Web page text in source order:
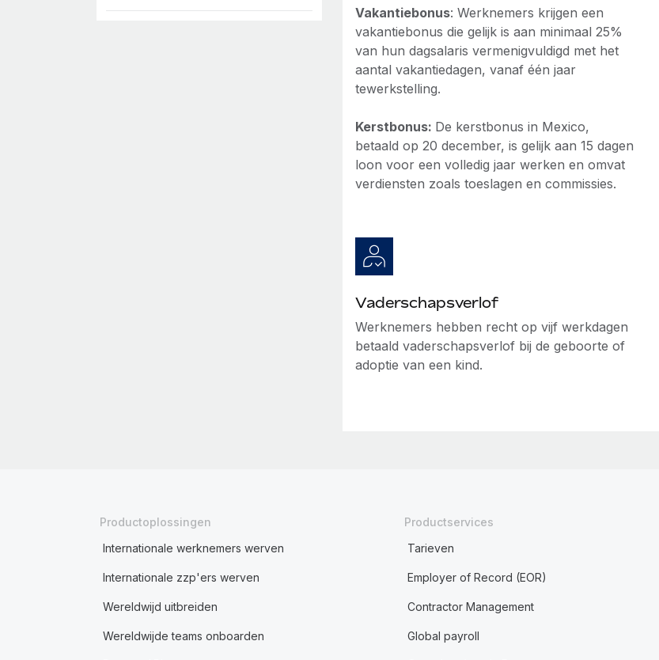
Vakantiebonus: Werknemers krijgen een
vakantiebonus die gelijk is aan minimaal 25%
van hun dagsalaris vermenigvuldigd met het
aantal vakantiedagen, vanaf één jaar
tewerkstelling.
Kerstbonus: De kerstbonus in Mexico,
betaald op 20 december, is gelijk aan 15 dagen
loon voor een volledig jaar werken en omvat
verdiensten zoals toeslagen en commissies.
Vaderschapsverlof
Werknemers hebben recht op vijf werkdagen
betaald vaderschapsverlof bij de geboorte of
adoptie van een kind.
Productoplossingen
Internationale werknemers werven
Internationale zzp'ers werven
Wereldwijd uitbreiden
Wereldwijde teams onboarden
Productservices
Tarieven
Employer of Record (EOR)
Contractor Management
Global payroll